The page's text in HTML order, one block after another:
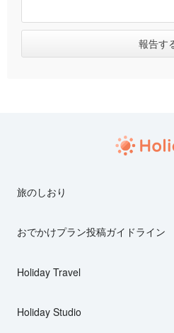
旅のしおり
おでかけプラン投稿ガイドライン
Holiday Travel
Holiday Studio